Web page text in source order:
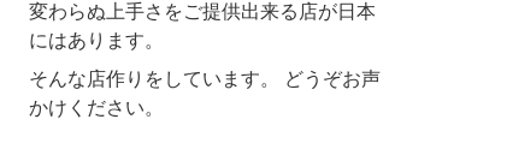
変わらぬ上手さをご提供出来る店が日本
にはあります。
そんな店作りをしています。 どうぞお声
かけください。